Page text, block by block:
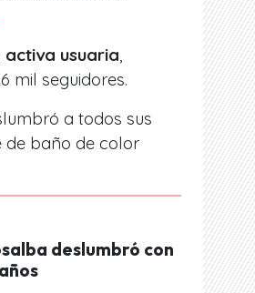
activa usuaria
mil seguidores.
a todos sus
de baño de color
deslumbró con